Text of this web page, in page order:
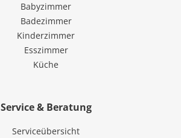
Babyzimmer
Badezimmer
Kinderzimmer
Esszimmer
Küche
Service & Beratung
Serviceübersicht